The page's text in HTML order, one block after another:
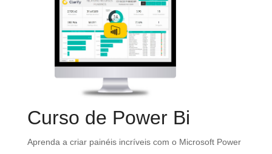
Curso de Power Bi
Aprenda a criar painéis incríveis com o Microsoft Power